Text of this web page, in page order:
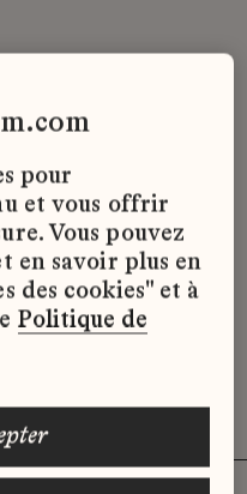
n’y ait pas
pour le
pour
et vous offrir
Vous pouvez
en savoir plus en
des cookies" et à
Politique de